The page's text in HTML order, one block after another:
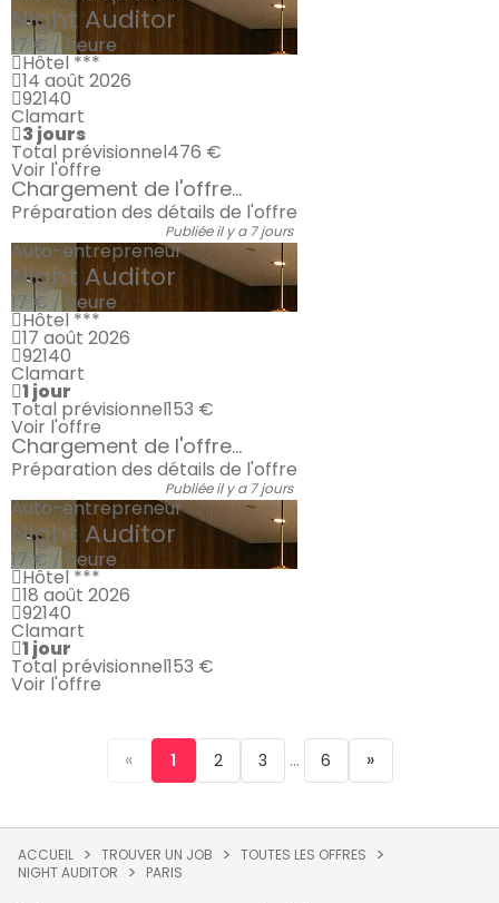
Night Auditor
17 € / heure
Hôtel ***
14 août 2026
92140
Clamart
3 jours
Total prévisionnel476 €
Voir l'offre
Chargement de l'offre...
Préparation des détails de l'offre
Publiée il y a 7 jours
Auto-entrepreneur
Night Auditor
17 € / heure
Hôtel ***
17 août 2026
92140
Clamart
1 jour
Total prévisionnel153 €
Voir l'offre
Chargement de l'offre...
Préparation des détails de l'offre
Publiée il y a 7 jours
Auto-entrepreneur
Night Auditor
17 € / heure
Hôtel ***
18 août 2026
92140
Clamart
1 jour
Total prévisionnel153 €
Voir l'offre
« 1 2 3 ... 6 »
ACCUEIL TROUVER UN JOB
TOUTES LES OFFRES
NIGHT AUDITOR
PARIS